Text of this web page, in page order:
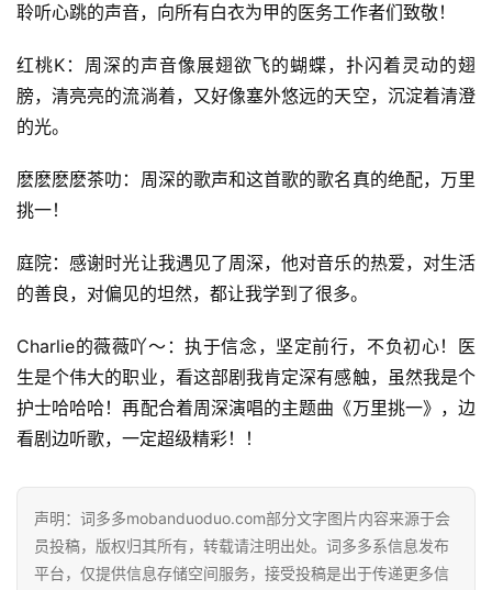
聆听心跳的声音，向所有白衣为甲的医务工作者们致敬！
红桃K：周深的声音像展翅欲飞的蝴蝶，扑闪着灵动的翅
膀，清亮亮的流淌着，又好像塞外悠远的天空，沉淀着清澄
的光。
麽麽麽麽茶叻：周深的歌声和这首歌的歌名真的绝配，万里
挑一！
庭院：感谢时光让我遇见了周深，他对音乐的热爱，对生活
的善良，对偏见的坦然，都让我学到了很多。
Charlie的薇薇吖～：执于信念，坚定前行，不负初心！医
生是个伟大的职业，看这部剧我肯定深有感触，虽然我是个
护士哈哈哈！再配合着周深演唱的主题曲《万里挑一》，边
看剧边听歌，一定超级精彩！！
声明：词多多mobanduoduo.com部分文字图片内容来源于会
员投稿，版权归其所有，转载请注明出处。词多多系信息发布
平台，仅提供信息存储空间服务，接受投稿是出于传递更多信